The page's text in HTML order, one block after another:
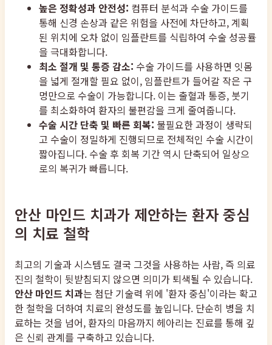
높은 정확성과 안전성: 컴퓨터 분석과 수술 가이드를
통해 신경 손상과 같은 위험을 사전에 차단하고, 계획
된 위치에 오차 없이 임플란트를 식립하여 수술 성공률
을 극대화합니다.
최소 절개 및 통증 감소: 수술 가이드를 사용하면 잇몸
을 넓게 절개할 필요 없이, 임플란트가 들어갈 작은 구
멍만으로 수술이 가능합니다. 이는 출혈과 통증, 붓기
를 최소화하여 환자의 불편감을 크게 줄여줍니다.
수술 시간 단축 및 빠른 회복: 불필요한 과정이 생략되
고 수술이 정밀하게 진행되므로 전체적인 수술 시간이
짧아집니다. 수술 후 회복 기간 역시 단축되어 일상으
로의 복귀가 빠릅니다.
안산 마인드 치과가 제안하는 환자 중심
의 치료 철학
최고의 기술과 시스템도 결국 그것을 사용하는 사람, 즉 의료
진의 철학이 뒷받침되지 않으면 의미가 퇴색될 수 있습니다.
안산 마인드 치과는 첨단 기술력 위에 '환자 중심'이라는 확고
한 철학을 더하여 치료의 완성도를 높입니다. 단순히 병을 치
료하는 것을 넘어, 환자의 마음까지 헤아리는 진료를 통해 깊
은 신뢰 관계를 구축하고 있습니다.